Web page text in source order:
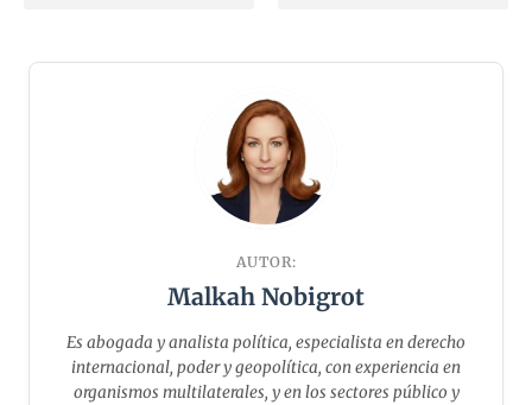
AUTOR:
Malkah Nobigrot
Es abogada y analista política, especialista en derecho
internacional, poder y geopolítica, con experiencia en
organismos multilaterales, y en los sectores público y